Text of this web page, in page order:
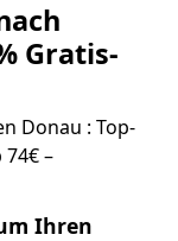
Gratis-
Donau : Top-
–
Ihren